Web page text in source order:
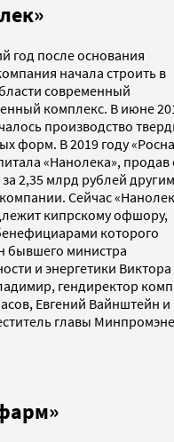
год после основания
начала строить в
современный
комплекс. В июне
производство
форм. В 2019 году
«Нанолека», продав
2,35 млрд рублей другим
Сейчас
кипрскому офшору,
которого
бывшего министра
и энергетики Виктора
гендиректор
Евгений Вайнштейн и
главы